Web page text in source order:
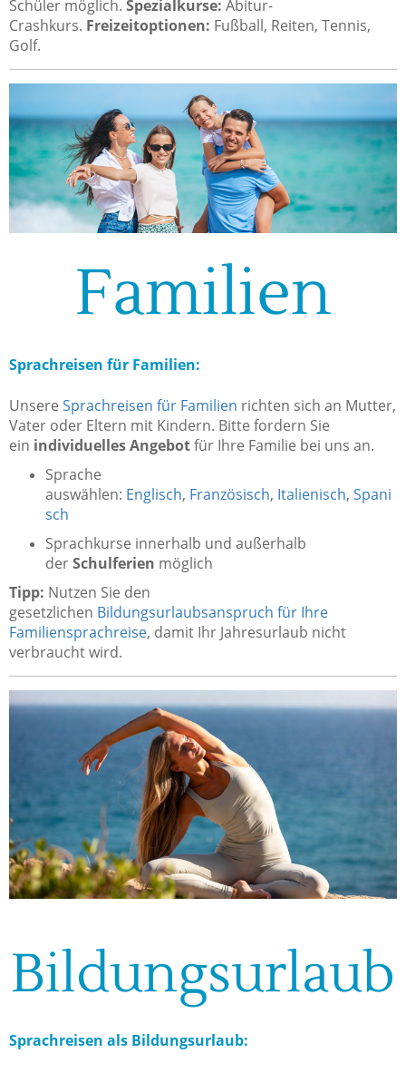
Schüler möglich. Spezialkurse: Abitur-
Crashkurs. Freizeitoptionen: Fußball, Reiten, Tennis,
Golf.
Familien
Sprachreisen für Familien:
Unsere Sprachreisen für Familien richten sich an Mutter,
Vater oder Eltern mit Kindern. Bitte fordern Sie
ein individuelles Angebotfür Ihre Familie bei uns an.
Sprache
auswählen: Englisch, Französisch, Italienisch, Spani
sch
Sprachkurse innerhalb und außerhalb
derSchulferien möglich
Tipp: Nutzen Sie den
gesetzlichen Bildungsurlaubsanspruch für Ihre
Familiensprachreise, damit Ihr Jahresurlaub nicht
verbraucht wird.
Bildungsurlaub
Sprachreisen als Bildungsurlaub: